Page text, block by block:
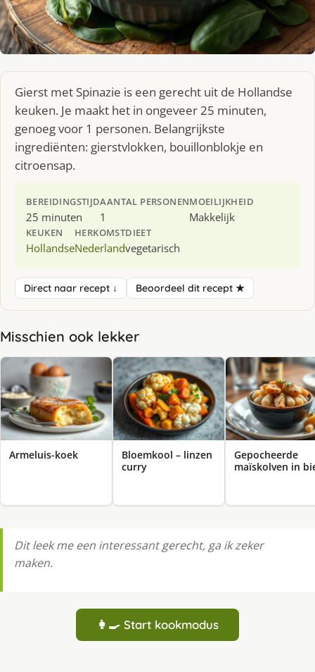
Gierst met Spinazie is een gerecht uit de Hollandse
keuken. Je maakt het in ongeveer 25 minuten,
genoeg voor 1 personen. Belangrijkste
ingrediënten: gierstvlokken, bouillonblokje en
citroensap.
BEREIDINGSTIJD
25 minuten
AANTAL PERSONEN
1
MOEILIJKHEID
Makkelijk
KEUKEN
Hollandse
HERKOMST
Nederland
DIEET
vegetarisch
Direct naar recept ↓ Beoordeel dit recept ★
Misschien ook lekker
Armeluis-koek
Bloemkool – linzen
curry
Gepocheerde
maïskolven in
Dit leek me een interessant gerecht, ga ik zeker
maken.
👩‍🍳 Start kookmodus